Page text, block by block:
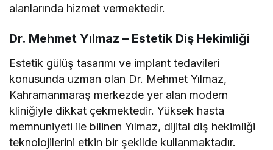
alanlarında hizmet vermektedir.
Dr. Mehmet Yılmaz – Estetik Diş Hekimliği
Estetik gülüş tasarımı ve implant tedavileri
konusunda uzman olan Dr. Mehmet Yılmaz,
Kahramanmaraş merkezde yer alan modern
kliniğiyle dikkat çekmektedir. Yüksek hasta
memnuniyeti ile bilinen Yılmaz, dijital diş hekimliği
teknolojilerini etkin bir şekilde kullanmaktadır.